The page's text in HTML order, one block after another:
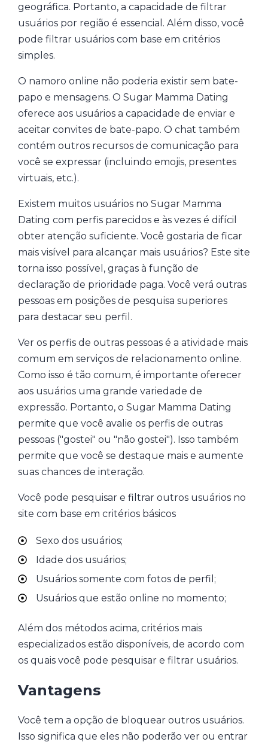
geográfica. Portanto, a capacidade de filtrar
usuários por região é essencial. Além disso, você
pode filtrar usuários com base em critérios
simples.
O namoro online não poderia existir sem bate-
papo e mensagens. O Sugar Mamma Dating
oferece aos usuários a capacidade de enviar e
aceitar convites de bate-papo. O chat também
contém outros recursos de comunicação para
você se expressar (incluindo emojis, presentes
virtuais, etc.).
Existem muitos usuários no Sugar Mamma
Dating com perfis parecidos e às vezes é difícil
obter atenção suficiente. Você gostaria de ficar
mais visível para alcançar mais usuários? Este site
torna isso possível, graças à função de
declaração de prioridade paga. Você verá outras
pessoas em posições de pesquisa superiores
para destacar seu perfil.
Ver os perfis de outras pessoas é a atividade mais
comum em serviços de relacionamento online.
Como isso é tão comum, é importante oferecer
aos usuários uma grande variedade de
expressão. Portanto, o Sugar Mamma Dating
permite que você avalie os perfis de outras
pessoas ("gostei" ou "não gostei"). Isso também
permite que você se destaque mais e aumente
suas chances de interação.
Você pode pesquisar e filtrar outros usuários no
site com base em critérios básicos
Sexo dos usuários;
Idade dos usuários;
Usuários somente com fotos de perfil;
Usuários que estão online no momento;
Além dos métodos acima, critérios mais
especializados estão disponíveis, de acordo com
os quais você pode pesquisar e filtrar usuários.
Vantagens
Você tem a opção de bloquear outros usuários.
Isso significa que eles não poderão ver ou entrar